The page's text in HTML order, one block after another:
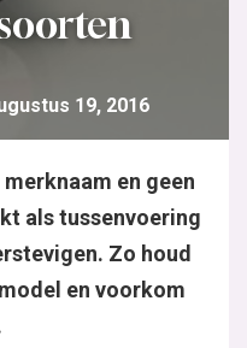
19, 2016
en geen
als tussenvoering
Zo houd
en voorkom